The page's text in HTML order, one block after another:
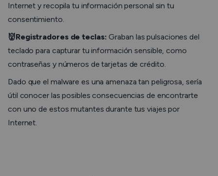
Internet y recopila tu información personal sin tu
consentimiento.
👹Registradores de teclas: Graban las pulsaciones del
teclado para capturar tu información sensible, como
contraseñas y números de tarjetas de crédito.
Dado que el malware es una amenaza tan peligrosa, sería
útil conocer las posibles consecuencias de encontrarte
con uno de estos mutantes durante tus viajes por
Internet.